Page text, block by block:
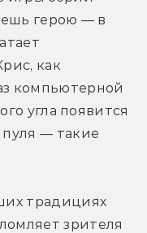
герою — в
как
компьютерной
угла появится
— такие
традициях
зрителя